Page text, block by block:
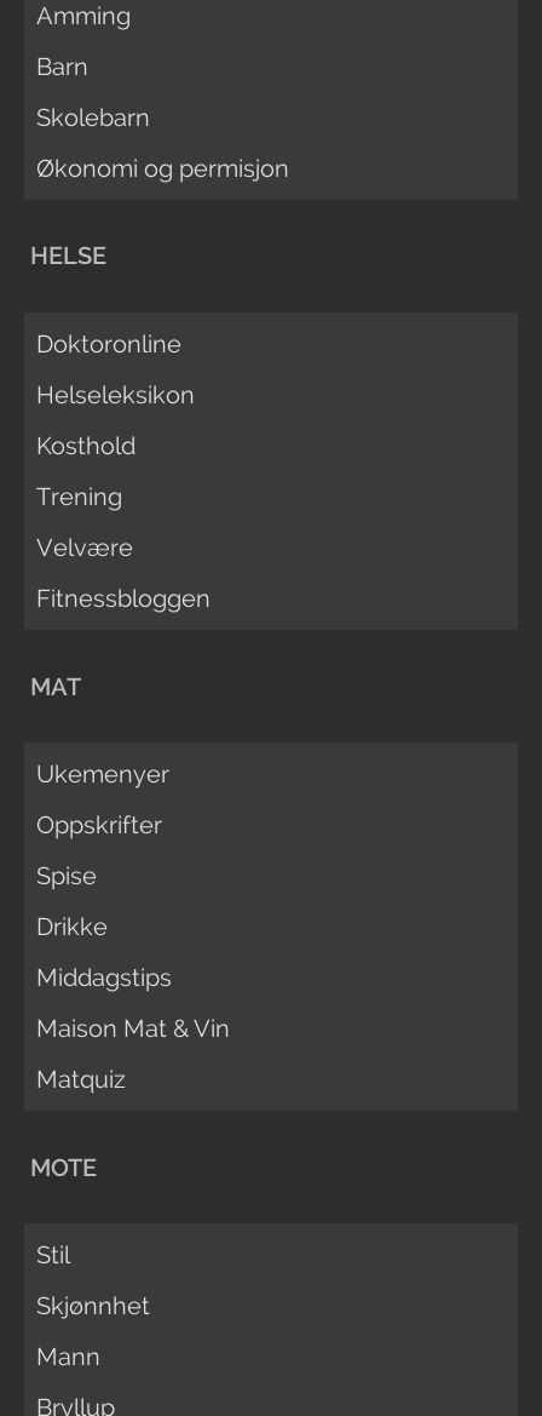
Amming
Barn
Skolebarn
Økonomi og permisjon
HELSE
Doktoronline
Helseleksikon
Kosthold
Trening
Velvære
Fitnessbloggen
MAT
Ukemenyer
Oppskrifter
Spise
Drikke
Middagstips
Maison Mat & Vin
Matquiz
MOTE
Stil
Skjønnhet
Mann
Bryllup